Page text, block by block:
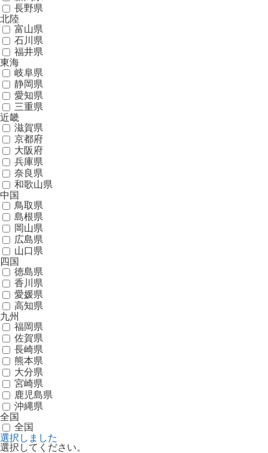
長野県
北陸
富山県
石川県
福井県
東海
岐阜県
静岡県
愛知県
三重県
近畿
滋賀県
京都府
大阪府
兵庫県
奈良県
和歌山県
中国
鳥取県
島根県
岡山県
広島県
山口県
四国
徳島県
香川県
愛媛県
高知県
九州
福岡県
佐賀県
長崎県
熊本県
大分県
宮崎県
鹿児島県
沖縄県
全国
全国
選択しました
選択してください。